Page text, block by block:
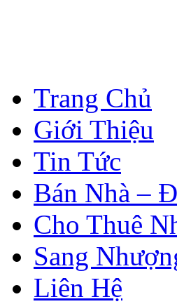
Trang Chủ
Giới Thiệu
Tin Tức
Bán Nhà –
Cho Thuê
Sang
Liên Hệ